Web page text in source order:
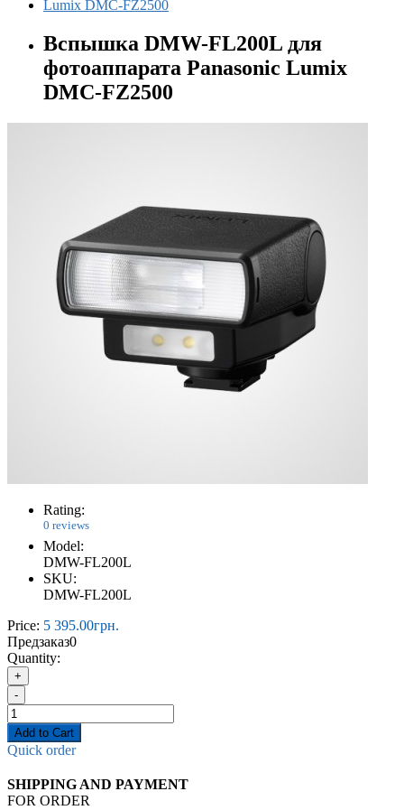
Lumix DMC-FZ2500
Вспышка DMW-FL200L для
фотоаппарата Panasonic Lumix
DMC-FZ2500
Rating:
0 reviews
Model:
DMW-FL200L
SKU:
DMW-FL200L
Price: 5 395.00грн.
Предзаказ0
Quantity:
+
-
Add to Cart
Quick order
SHIPPING AND PAYMENT
FOR ORDER